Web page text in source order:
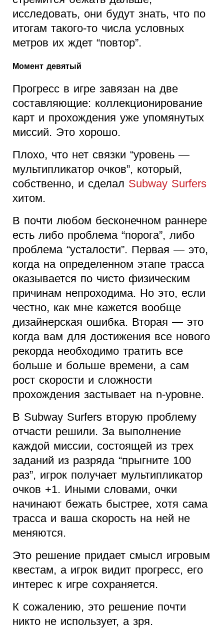
исследовать, они будут знать, что по
итогам такого-то числа условных
метров их ждет “повтор”.
Момент девятый
Прогресс в игре завязан на две
составляющие: коллекционирование
карт и прохождения уже упомянутых
миссий. Это хорошо.
Плохо, что нет связки “уровень —
мультипликатор очков”, который,
собственно, и сделал Subway Surfers
хитом.
В почти любом бесконечном раннере
есть либо проблема “порога”, либо
проблема “усталости”. Первая — это,
когда на определенном этапе трасса
оказывается по чисто физическим
причинам непроходима. Но это, если
честно, как мне кажется вообще
дизайнерская ошибка. Вторая — это
когда вам для достижения все нового
рекорда необходимо тратить все
больше и больше времени, а сам
рост скорости и сложности
прохождения застывает на n-уровне.
В Subway Surfers вторую проблему
отчасти решили. За выполнение
каждой миссии, состоящей из трех
заданий из разряда “прыгните 100
раз”, игрок получает мультипликатор
очков +1. Иными словами, очки
начинают бежать быстрее, хотя сама
трасса и ваша скорость на ней не
меняются.
Это решение придает смысл игровым
квестам, а игрок видит прогресс, его
интерес к игре сохраняется.
К сожалению, это решение почти
никто не использует, а зря.